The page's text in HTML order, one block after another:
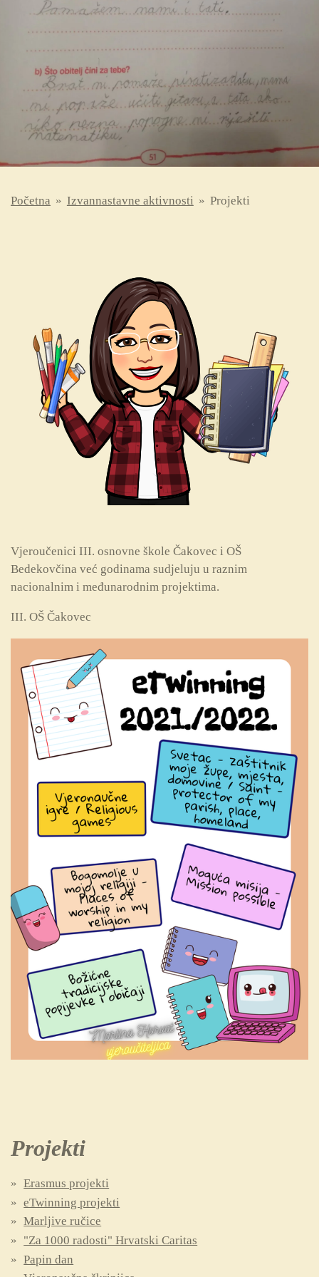
Početna » Izvannastavne aktivnosti » Projekti
Vjeroučenici III. osnovne škole Čakovec i OŠ
Bedekovčina već godinama sudjeluju u raznim
nacionalnim i međunarodnim projektima.
III. OŠ Čakovec
Projekti
Erasmus projekti
eTwinning projekti
Marljive ručice
"Za 1000 radosti" Hrvatski Caritas
Papin dan